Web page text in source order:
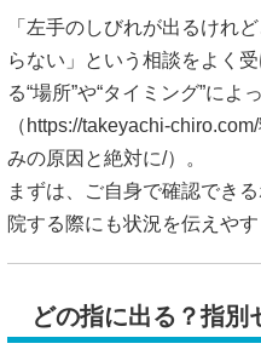
「左手のしびれが出るけれ
らない」という相談をよく
る“場所”や“タイミング”に
（ https://takeyachi-
みの原因と絶対に/）。
まずは、ご自身で確認でき
院する際にも状況を伝えやす
どの指に出る？指別